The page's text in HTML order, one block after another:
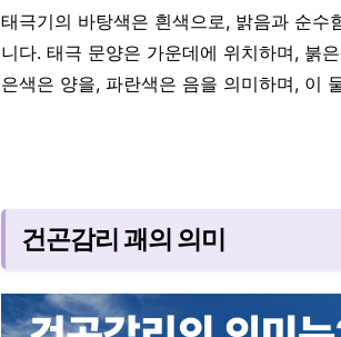
태극기의 바탕색은 흰색으로, 밝음과 순
니다. 태극 문양은 가운데에 위치하며, 붉
은색은 양을, 파란색은 음을 의미하며, 이
건곤감리 괘의 의미